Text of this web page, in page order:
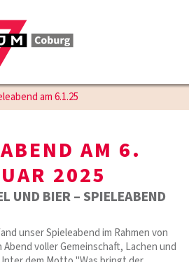
am 6.1.25
AM 6.
2025
UND BIER – SPIELEABEND
unser Spieleabend im Rahmen von
voller Gemeinschaft, Lachen und